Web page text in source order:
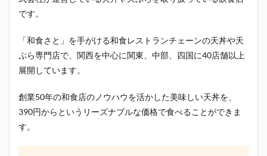
です。
「和食さと」を手がける和食レストランチェーンの天丼や天
ぷら専門店で、関西を中心に関東、中部、四国に40店舗以上
展開しています。
創業50年の和食店のノウハウを活かした美味しい天丼を、
390円からというリーズナブルな価格で食べることができま
す。